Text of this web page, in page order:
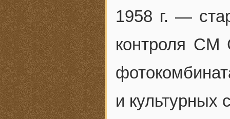
1958 г. —
контроля СМ
и культурных